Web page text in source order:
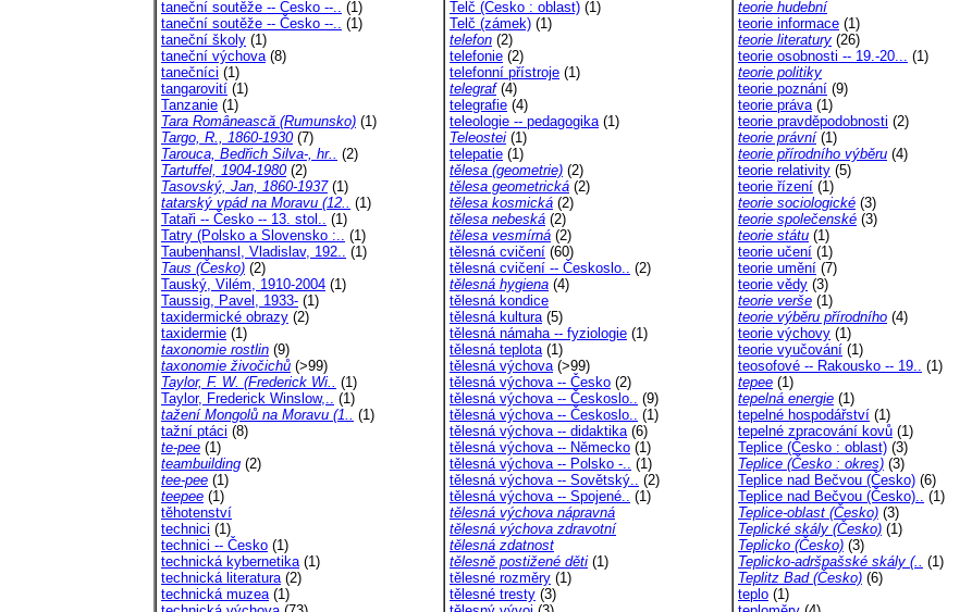
taneční soutěže -- Česko --.. (1)
taneční soutěže -- Česko --.. (1)
taneční školy (1)
taneční výchova(8)
tanečníci (1)
tangarovití (1)
Tanzanie (1)
Tara Românească (Rumunsko) (1)
Targo, R., 1860-1930(7)
Tarouca, Bedřich Silva-, hr.. (2)
Tartuffel, 1904-1980(2)
Tasovský, Jan, 1860-1937(1)
tatarský vpád na Moravu (12.. (1)
Tataři -- Česko -- 13. stol.. (1)
Tatry (Polsko a Slovensko :.. (1)
Taubenhansl, Vladislav, 192.. (1)
Taus (Česko) (2)
Tauský, Vilém, 1910-2004 (1)
Taussig, Pavel, 1933- (1)
taxidermické obrazy (2)
taxidermie (1)
taxonomie rostlin (9)
taxonomie živočichů (>99)
Taylor, F. W. (Frederick Wi.. (1)
Taylor, Frederick Winslow,.. (1)
tažení Mongolů na Moravu (1.. (1)
tažní ptáci (8)
te-pee (1)
teambuilding (2)
tee-pee (1)
teepee (1)
těhotenství
technici (1)
technici -- Česko (1)
technická kybernetika(1)
technická literatura(2)
technická muzea(1)
Telč (Česko : oblast) (1)
Telč (zámek) (1)
telefon (2)
telefonie (2)
telefonní přístroje (1)
telegraf(4)
telegrafie (4)
teleologie -- pedagogika(1)
Teleostei (1)
telepatie (1)
tělesa (geometrie) (2)
tělesa geometrická (2)
tělesa kosmická (2)
tělesa nebeská (2)
tělesa vesmírná (2)
tělesná cvičení (60)
tělesná cvičení -- Českoslo.. (2)
tělesná hygiena (4)
tělesná kondice
tělesná kultura(5)
tělesná námaha -- fyziologie (1)
tělesná teplota(1)
tělesná výchova(>99)
tělesná výchova -- Česko (2)
tělesná výchova -- Českoslo.. (9)
tělesná výchova -- Českoslo.. (1)
tělesná výchova -- didaktika(6)
tělesná výchova -- Německo (1)
tělesná výchova -- Polsko -.. (1)
tělesná výchova -- Sovětský.. (2)
tělesná výchova -- Spojené.. (1)
tělesná výchova nápravná
tělesná výchova zdravotní
tělesná zdatnost
tělesně postižené děti (1)
tělesné rozměry (1)
tělesné tresty (3)
teorie hudební
teorie informace (1)
teorie literatury (26)
teorie osobnosti -- 19.-20... (1)
teorie politiky
teorie poznání (9)
teorie práva(1)
teorie pravděpodobnosti (2)
teorie právní(1)
teorie přírodního výběru (4)
teorie relativity (5)
teorie řízení (1)
teorie sociologické (3)
teorie společenské (3)
teorie státu (1)
teorie učení (1)
teorie umění (7)
teorie vědy (3)
teorie verše (1)
teorie výběru přírodního (4)
teorie výchovy (1)
teorie vyučování (1)
teosofové -- Rakousko -- 19.. (1)
tepee (1)
tepelná energie (1)
tepelné hospodářství (1)
tepelné zpracování kovů (1)
Teplice (Česko : oblast) (3)
Teplice (Česko : okres) (3)
Teplice nad Bečvou (Česko) (6)
Teplice nad Bečvou (Česko).. (1)
Teplice-oblast (Česko) (3)
Teplické skály (Česko) (1)
Teplicko (Česko) (3)
Teplicko-adršpašské skály (.. (1)
Teplitz Bad (Česko) (6)
teplo (1)